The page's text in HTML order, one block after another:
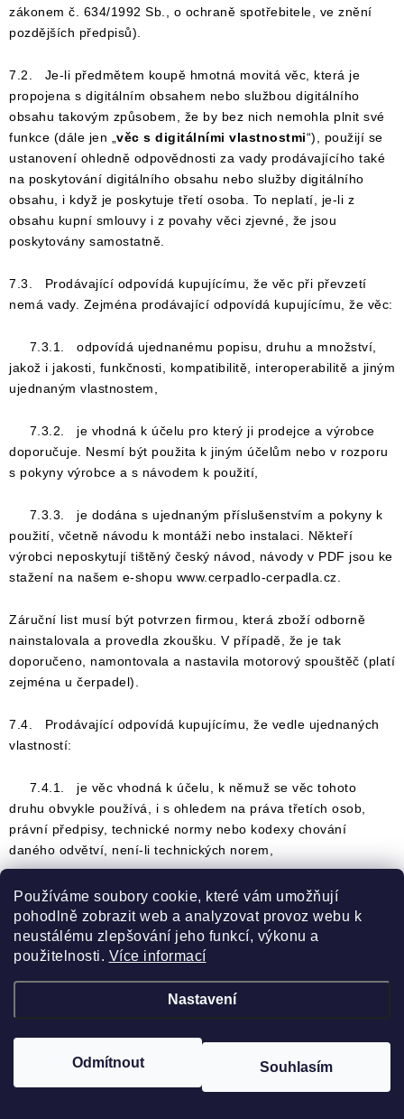
Používáme soubory cookie, které vám umožňují
pohodlně zobrazit web a analyzovat provoz webu k
neustálému zlepšování jeho funkcí, výkonu a
použitelnosti. Více informací
Nastavení
Odmítnout Souhlasím
zákonem č. 634/1992 Sb., o ochraně spotřebitele, ve znění
pozdějších předpisů).
7.2. Je-li předmětem koupě hmotná movitá věc, která je
propojena s digitálním obsahem nebo službou digitálního
obsahu takovým způsobem, že by bez nich nemohla plnit své
funkce (dále jen „věc s digitálními vlastnostmi“), použijí se
ustanovení ohledně odpovědnosti za vady prodávajícího také
na poskytování digitálního obsahu nebo služby digitálního
obsahu, i když je poskytuje třetí osoba. To neplatí, je-li z
obsahu kupní smlouvy i z povahy věci zjevné, že jsou
poskytovány samostatně.
7.3. Prodávající odpovídá kupujícímu, že věc při převzetí
nemá vady. Zejména prodávající odpovídá kupujícímu, že věc:
7.3.1. odpovídá ujednanému popisu, druhu a množství,
jakož i jakosti, funkčnosti, kompatibilitě, interoperabilitě a jiným
ujednaným vlastnostem,
7.3.2. je vhodná k účelu pro který ji prodejce a výrobce
doporučuje. Nesmí být použita k jiným účelům nebo v rozporu
s pokyny výrobce a s návodem k použití,
7.3.3. je dodána s ujednaným příslušenstvím a pokyny k
použití, včetně návodu k montáži nebo instalaci. Někteří
výrobci neposkytují tištěný český návod, návody v PDF jsou ke
stažení na našem e-shopu www.cerpadlo-cerpadla.cz.
Záruční list musí být potvrzen firmou, která zboží odborně
nainstalovala a provedla zkoušku. V případě, že je tak
doporučeno, namontovala a nastavila motorový spouštěč (platí
zejména u čerpadel).
7.4. Prodávající odpovídá kupujícímu, že vedle ujednaných
vlastností:
7.4.1. je věc vhodná k účelu, k němuž se věc tohoto
druhu obvykle používá, i s ohledem na práva třetích osob,
právní předpisy, technické normy nebo kodexy chování
daného odvětví, není-li technických norem,
7.4.2. věc množstvím, jakostí a dalšími vlastnostmi,
včetně životnosti, funkčnosti, kompatibility a bezpečnosti,
odpovídá obvyklým vlastnostem věcí téhož druhu, které může
kupující rozumně očekávat, i s ohledem na veřejná prohlášení
řetězci, zejména reklamou nebo označením, ledaže
prodávající prokáže, že si ho nebyl vědom nebo že bylo v
době uzavření kupní smlouvy upraveno alespoň srovnatelným
způsobem, jakým bylo učiněno, anebo že na rozhodnutí o